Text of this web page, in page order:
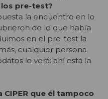
pre-test?
la encuentro en lo
de lo que había
en el pre-test la
cualquier persona
lo verá: ahí está la
CIPER que él tampoco